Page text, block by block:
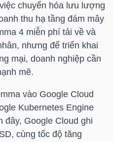
chuyển hóa lưu lượng
thu hạ tầng đám mây
4 miễn phí tải về và
nhưng để triển khai
mại, doanh nghiệp cần
mẽ.
vào Google Cloud
Kubernetes Engine
đây, Google Cloud ghi
, cùng tốc độ tăng